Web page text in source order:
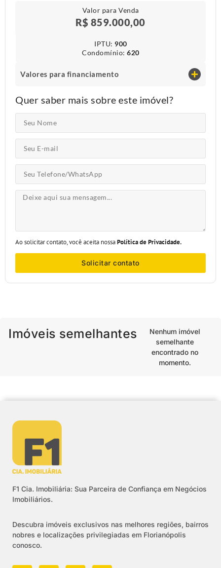
Valor para Venda
R$ 859.000,00
IPTU​: 900
Condomínio​: 620
Valores para financiamento
Quer saber mais sobre este imóvel?
Ao solicitar contato, você aceita nossaPolítica de Privacidade.
Solicitar contato
Imóveis semelhantes
Nenhum imóvel
semelhante
encontrado no
momento.
F1 Cia. Imobiliária: Sua Parceira de Confiança em Negócios
Imobiliários.
Descubra imóveis exclusivos nas melhores regiões, bairros
nobres e localizações privilegiadas em Florianópolis
conosco.